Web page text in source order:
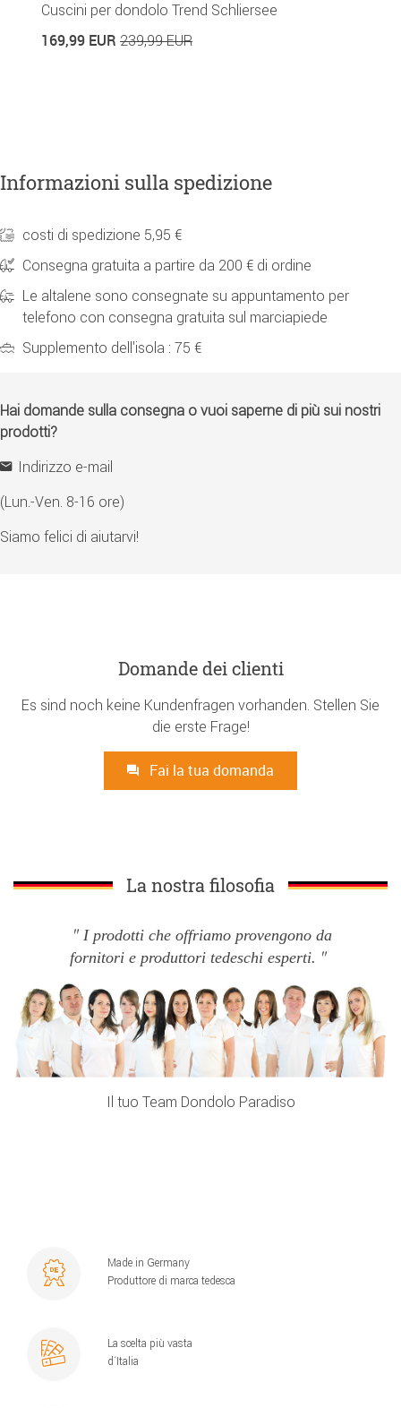
Cuscini per dondolo Trend Schliersee
169,99 EUR 239,99 EUR
Informazioni sulla spedizione
costi di spedizione 5,95 €
Consegna gratuita a partire da 200 € di ordine
Le altalene sono consegnate su appuntamento per
telefono con consegna gratuita sul marciapiede
Supplemento dell'isola : 75 €
Hai domande sulla consegna o vuoi saperne di più sui nostri
prodotti?
Indirizzo e-mail
(Lun.-Ven. 8-16 ore)
Siamo felici di aiutarvi!
Domande dei clienti
Es sind noch keine Kundenfragen vorhanden. Stellen Sie
die erste Frage!
Fai la tua domanda
La nostra filosofia
I prodotti che offriamo provengono da
fornitori e produttori tedeschi esperti.
Il tuo Team Dondolo Paradiso
Made in Germany
Produttore di marca tedesca
La scelta più vasta
d´Italia